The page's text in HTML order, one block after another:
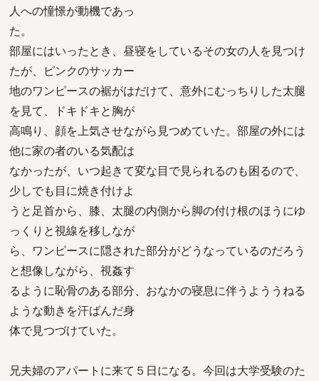
人への憧憬が動機であっ
た。
部屋にはいったとき、昼寝をしているその女の人を見つけ
たが、ピンクのサッカー
地のワンピースの裾がはだけて、意外にむっちりした太腿
を見て、ドキドキと胸が
高鳴り、顔を上気させながら見つめていた。部屋の外には
他に家の者のいる気配は
なかったが、いつ起きて変な目で見られるのも困るので、
少しでも目に焼き付けよ
うと足首から、膝、太腿の内側から脚の付け根のほうにゆ
っくりと視線を移しなが
ら、ワンピースに隠された部分がどうなっているのだろう
と想像しながら、視姦す
るように恥骨のある部分、おなかの寝息に伴うよううねる
ような動きを汗ばんだ身
体で見つづけていた。
兄夫婦のアパートに来て５日になる。今回は大学受験のた